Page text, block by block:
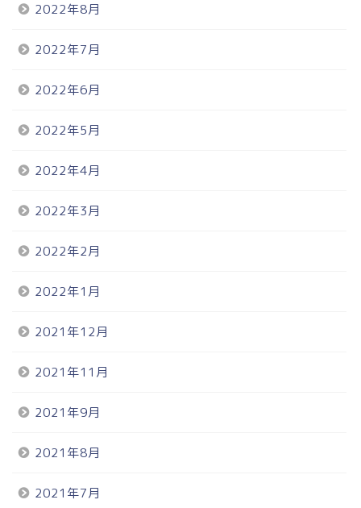
2022年8月
2022年7月
2022年6月
2022年5月
2022年4月
2022年3月
2022年2月
2022年1月
2021年12月
2021年11月
2021年9月
2021年8月
2021年7月